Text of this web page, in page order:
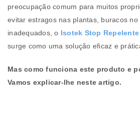
preocupação comum para muitos
evitar estragos nas plantas, buracos
inadequados, o Isotek Stop
surge como uma solução eficaz e
Mas como funciona este produto e
Vamos explicar-lhe neste artigo.